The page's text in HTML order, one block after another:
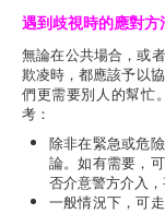
遇到歧視時的應對方
無論在公共場合，或
欺凌時，都應該予以
們更需要別人的幫忙
考：
除非在緊急或危
論。如有需要，
否介意警方介入
一般情況下，可